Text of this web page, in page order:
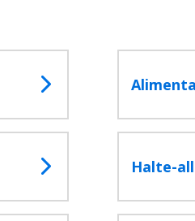
Halte-